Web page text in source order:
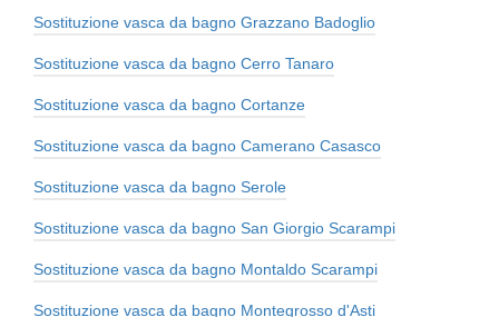
Sostituzione vasca da bagno Grazzano Badoglio
Sostituzione vasca da bagno Cerro Tanaro
Sostituzione vasca da bagno Cortanze
Sostituzione vasca da bagno Camerano Casasco
Sostituzione vasca da bagno Serole
Sostituzione vasca da bagno San Giorgio Scarampi
Sostituzione vasca da bagno Montaldo Scarampi
Sostituzione vasca da bagno Montegrosso d'Asti